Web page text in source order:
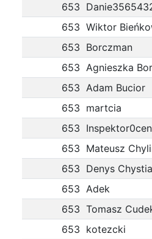
653
653 Wiktor
653 Borczman
653 Agnieszka
653 Adam Bucior
653 martcia
653
653 Mateusz
653 Denys
653 Adek
653 Tomasz
653 kotezcki